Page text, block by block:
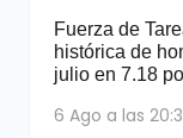
Fuerza de
histórica de
julio en 7.18
6 Ago a las